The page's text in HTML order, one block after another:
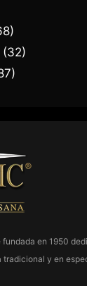
(32)
en 1950
y en